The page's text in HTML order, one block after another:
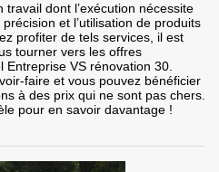
dont l’exécution nécessite
et l’utilisation de produits
profiter de tels services, il est
tourner vers les offres
Entreprise VS rénovation 30.
faire et vous pouvez bénéficier
à des prix qui ne sont pas chers.
pour en savoir davantage !